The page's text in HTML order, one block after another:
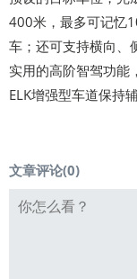
400米，最多可记忆
车；还可支持横向、
实用的高阶智驾功能
ELK增强型车道保持
文章评论(0)